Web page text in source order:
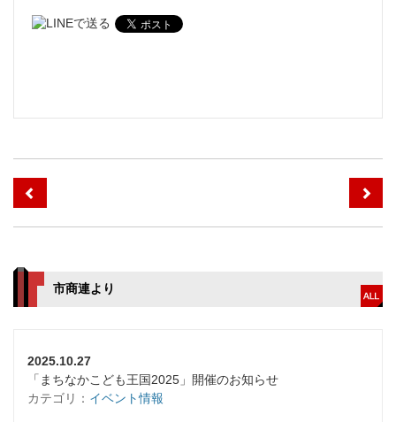
市商連より
2025.10.27
「まちなかこども王国2025」開催のお知らせ
カテゴリ： イベント情報